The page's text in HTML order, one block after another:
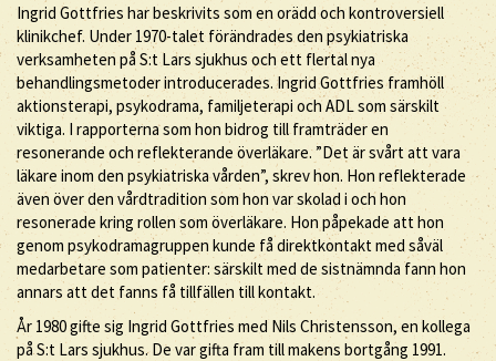
Ingrid Gottfries har beskrivits som en orädd och kontroversiell
klinikchef. Under 1970-talet förändrades den psykiatriska
verksamheten på S:t Lars sjukhus och ett flertal nya
behandlingsmetoder introducerades. Ingrid Gottfries framhöll
aktionsterapi, psykodrama, familjeterapi och ADL som särskilt
viktiga. I rapporterna som hon bidrog till framträder en
resonerande och reflekterande överläkare. ”Det är svårt att vara
läkare inom den psykiatriska vården”, skrev hon. Hon reflekterade
även över den vårdtradition som hon var skolad i och hon
resonerade kring rollen som överläkare. Hon påpekade att hon
genom psykodramagruppen kunde få direktkontakt med såväl
medarbetare som patienter: särskilt med de sistnämnda fann hon
annars att det fanns få tillfällen till kontakt.
År 1980 gifte sig Ingrid Gottfries med Nils Christensson, en kollega
på S:t Lars sjukhus. De var gifta fram till makens bortgång 1991.